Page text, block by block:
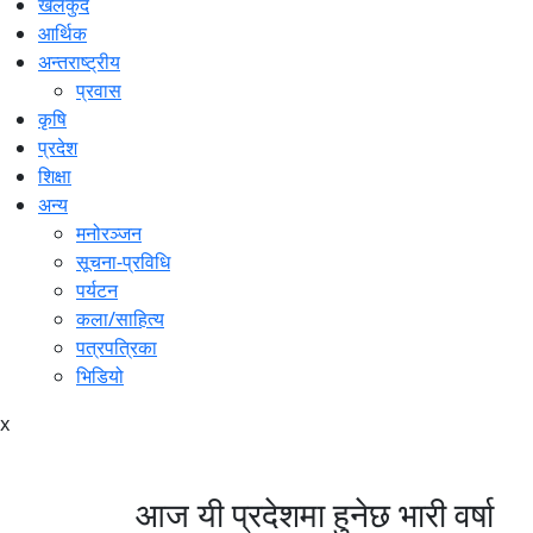
आर्थिक
अन्तराष्ट्रीय
प्रवास
कृषि
प्रदेश
शिक्षा
अन्य
मनोरञ्जन
सूचना-प्रविधि
पर्यटन
कला/साहित्य
पत्रपत्रिका
भिडियो
x
आज यी प्रदेशमा हुनेछ भारी वर्षा